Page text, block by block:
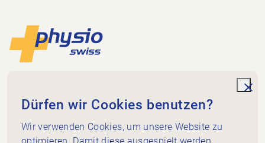
Footer
Dammweg 3
3013 Bern
+41 58 255 36 00
info@physioswiss.ch
Dürfen wir Cookies benutzen?
Wir verwenden Cookies, um unsere Website zu